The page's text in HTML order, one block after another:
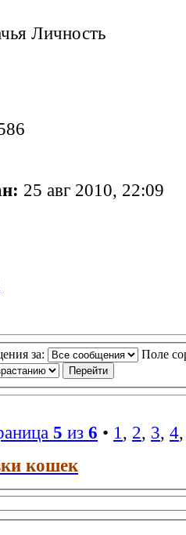
Личность
25 авг 2010, 22:09
за: Поле
5 из 6 • 1, 2, 3, 4
кошек